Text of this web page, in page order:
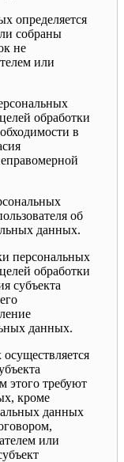
определяется
собраны
не
или
обработки
в
об
данных.
персональных
обработки
субъекта
данных.
этого требуют
кроме
данных
или